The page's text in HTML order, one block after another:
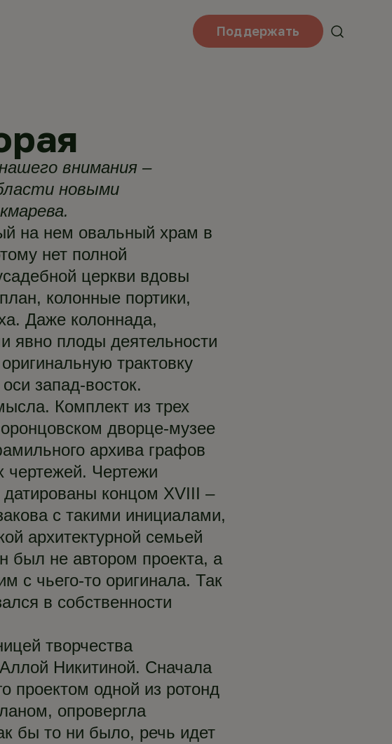
Поддержать
внимания –
новыми
на нем овальный храм в
нет полной
церкви вдовы
колонные портики,
Даже колоннада,
явно плоды деятельности
трактовку
запад-восток.
Комплект из трех
дворце-музее
архива графов
чертежей. Чертежи
концом XVIII –
с такими инициалами,
архитектурной семьей
был не автором проекта, а
с чьего-то оригинала. Так
в собственности
творчества
Никитиной. Сначала
проектом одной из ротонд
опровергла
бы то ни было, речь идет